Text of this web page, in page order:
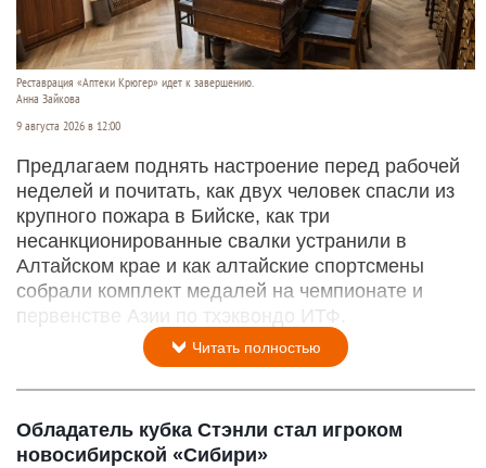
Реставрация «Аптеки Крюгер» идет к завершению.
Анна Зайкова
9 августа 2026 в 12:00
Предлагаем поднять настроение перед рабочей
неделей и почитать, как двух человек спасли из
крупного пожара в Бийске, как три
несанкционированные свалки устранили в
Алтайском крае и как алтайские спортсмены
собрали комплект медалей на чемпионате и
первенстве Азии по тхэквондо ИТФ.
Читать полностью
Обладатель кубка Стэнли стал игроком
новосибирской «Сибири»